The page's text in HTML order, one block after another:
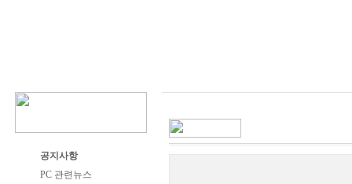
공지사항
PC 관련뉴스